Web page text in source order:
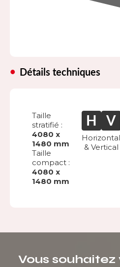
Détails techniques
Taille
stratifié :
4080 x
1480 mm
Taille
compact :
4080 x
1480 mm
Horizontal
& Vertical
Vous souhaitez